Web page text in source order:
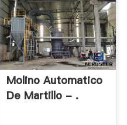
Molino Automatico
De Martillo - .